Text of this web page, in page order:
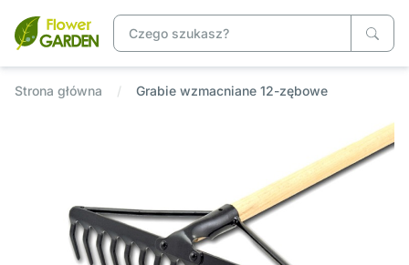
Strona główna Grabie wzmacniane 12-zębowe